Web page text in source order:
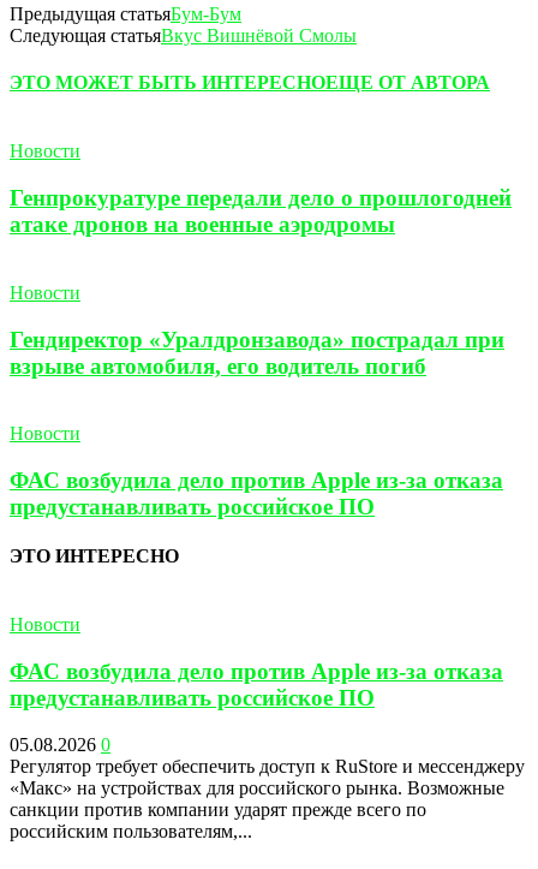
Предыдущая статьяБум-Бум
Следующая статьяВкус Вишнёвой Смолы
ЭТО МОЖЕТ БЫТЬ ИНТЕРЕСНОЕЩЕ ОТ АВТОРА
Новости
Генпрокуратуре передали дело о прошлогодней
атаке дронов на военные аэродромы
Новости
Гендиректор «Уралдронзавода» пострадал при
взрыве автомобиля, его водитель погиб
Новости
ФАС возбудила дело против Apple из-за отказа
предустанавливать российское ПО
ЭТО ИНТЕРЕСНО
Новости
ФАС возбудила дело против Apple из-за отказа
предустанавливать российское ПО
05.08.2026 0
Регулятор требует обеспечить доступ к RuStore и мессенджеру
«Макс» на устройствах для российского рынка. Возможные
санкции против компании ударят прежде всего по
российским пользователям,...